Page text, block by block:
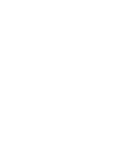
annan webbplats.